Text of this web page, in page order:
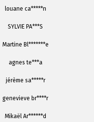
louane ca*****n
SYLVIE PA***S
Martine Bl*******e
agnes te***a
jérème sa*****r
genevieve br****r
Mikaël Ar******d